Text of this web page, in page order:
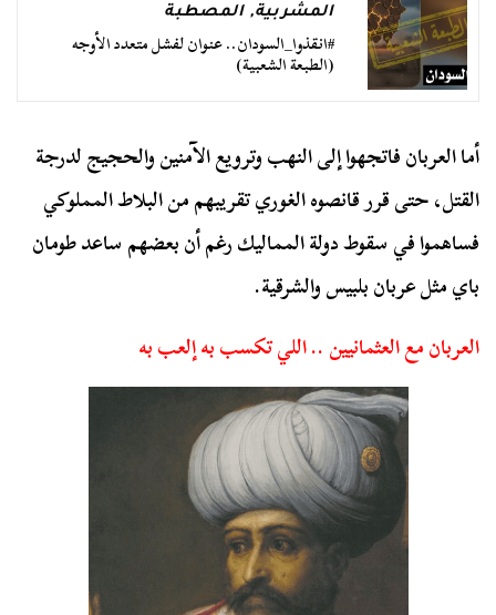
المشربية,المصطبة
#انقذوا_السودان.. عنوان لفشل متعدد الأوجه
(الطبعة الشعبية)
أما العربان فاتجهوا إلى النهب وترويع الآمنين والحجيج لدرجة
القتل، حتى قرر قانصوه الغوري تقريبهم من البلاط المملوكي
فساهموا في سقوط دولة المماليك رغم أن بعضهم ساعد طومان
باي مثل عربان بلبيس والشرقية.
العربان مع العثمانيين .. اللي تكسب به إلعب به